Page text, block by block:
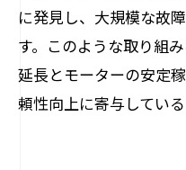
に発見し、大規模な故
す。このような取り組
延長とモーターの安定
頼性向上に寄与している